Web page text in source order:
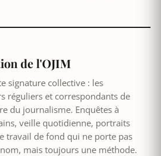
de l'OJIM
signature collective : les
réguliers et correspondants de
du journalisme. Enquêtes à
veille quotidienne, portraits
travail de fond qui ne porte pas
mais toujours une méthode.